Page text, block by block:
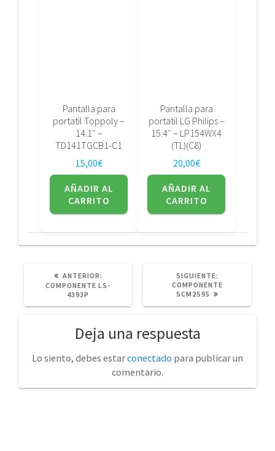
Pantalla para
portatil Toppoly –
14.1″ –
TD141TGCB1-C1
15,00€
AÑADIR AL
CARRITO
Pantalla para
portatil LG Philips –
15.4″ – LP154WX4
(TL)(C8)
20,00€
AÑADIR AL
CARRITO
ANTERIOR:
ANTERIOR:
COMPONENTE LS-
4393P
SIGUIENTE:
POST:
COMPONENTE
SCM2S95
Deja una respuesta
Lo siento, debes estarconectado para publicar un
comentario.